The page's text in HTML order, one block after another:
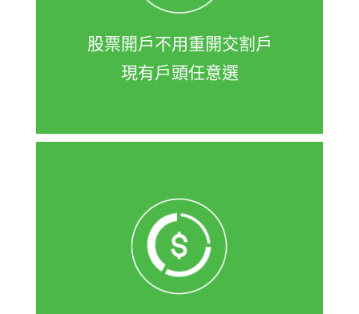
股票開戶不用重開交割戶
現有戶頭任意選
美股、陸港股與基金皆可從e財庫扣款投
凱基開證券戶可同時申辦證券、複委
託、財富管理戶，讓您可一次買到台
股、美股、陸港股與基金，隨身e策略
APP或登入網頁一次下單！